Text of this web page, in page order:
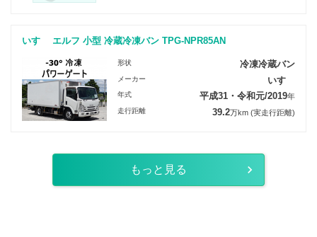
いすゞ エルフ 小型 冷蔵冷凍バン TPG-NPR85AN
形状 冷凍冷蔵バン
メーカー いすゞ
年式 平成31・令和元/2019年
走行距離 39.2万km (実走行距離)
もっと見る